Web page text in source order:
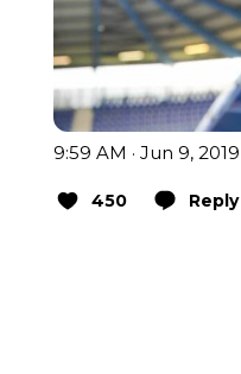
9:59 AM · Jun 9, 2019
450 Reply